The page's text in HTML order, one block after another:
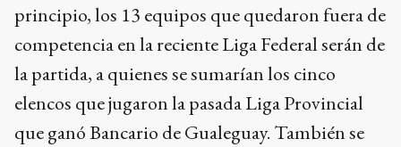
principio, los 13 equipos que quedaron fuera de
competencia en la reciente Liga Federal serán de
la partida, a quienes se sumarían los cinco
elencos que jugaron la pasada Liga Provincial
que ganó Bancario de Gualeguay. También se